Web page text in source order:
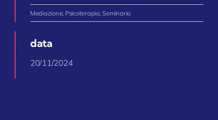
Mediazione, Psicoterapia, Seminario
data
20/11/2024